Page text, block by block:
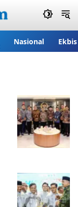
Nasional Ekbis